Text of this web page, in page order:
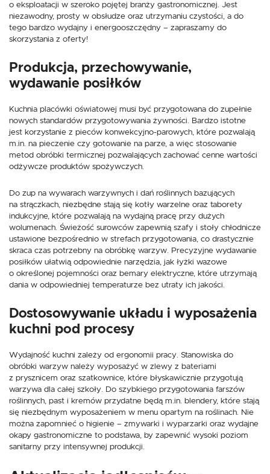
o eksploatacji w szeroko pojętej branży gastronomicznej. Jest
niezawodny, prosty w obsłudze oraz utrzymaniu czystości, a do
tego bardzo wydajny i energooszczędny – zapraszamy do
skorzystania z oferty!
Produkcja, przechowywanie,
wydawanie posiłków
Kuchnia placówki oświatowej musi być przygotowana do zupełnie
nowych standardów przygotowywania żywności. Bardzo istotne
jest korzystanie z pieców konwekcyjno-parowych, które pozwalają
m.in. na pieczenie czy gotowanie na parze, a więc stosowanie
metod obróbki termicznej pozwalających zachować cenne wartości
odżywcze produktów spożywczych.
Do zup na wywarach warzywnych i dań roślinnych bazujących
na strączkach, niezbędne stają się kotły warzelne oraz taborety
indukcyjne, które pozwalają na wydajną pracę przy dużych
wolumenach. Świeżość surowców zapewnią szafy i stoły chłodnicze
ustawione bezpośrednio w strefach przygotowania, co drastycznie
skraca czas potrzebny na obróbkę warzyw. Precyzyjne wydawanie
posiłków ułatwią odpowiednie narzędzia, jak łyżki wazowe
o określonej pojemności oraz bemary elektryczne, które utrzymają
dania w odpowiedniej temperaturze bez utraty ich jakości.
Dostosowywanie układu i wyposażenia
kuchni pod procesy
Wydajność kuchni zależy od ergonomii pracy. Stanowiska do
obróbki warzyw należy wyposażyć w zlewy z bateriami
z prysznicem oraz szatkownice, które błyskawicznie przygotują
warzywa dla całej szkoły. Do szybkiego przygotowania farszów
roślinnych, past i kremów przydatne będą m.in. blendery, które stają
się niezbędnym wyposażeniem w menu opartym na roślinach. Nie
można zapomnieć o higienie – zmywarki i wyparzarki oraz wydajne
okapy gastronomiczne to podstawa, by zapewnić wysoki poziom
sanitarny przy intensywnej produkcji.